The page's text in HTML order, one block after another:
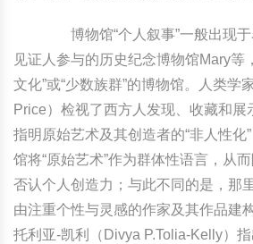
博物馆“个人叙事”一般出现于
见证人参与的历史纪念博物馆Mary等
文化”或“少数族群”的博物馆。人类学
Price）检视了西方人发现、收藏和展
指明原始艺术及其创造者的“非人性化
馆将“原始艺术”作为群体性语言，从
否认个人创造力；与此不同的是，那
由注重个性与灵感的作家及其作品建
托利亚-凯利（Divya P.Tolia-Kelly）指